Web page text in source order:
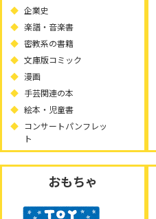
企業史
楽譜・音楽書
密教系の書籍
文庫版コミック
漫画
手芸関連の本
絵本・児童書
コンサートパンフレッ
ト
おもちゃ